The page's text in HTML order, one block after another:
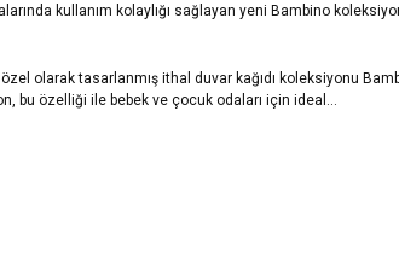
kullanım kolaylığı sağlayan yeni Bambino
olarak tasarlanmış ithal duvar kağıdı koleksiyonu
bu özelliği ile bebek ve çocuk odaları için ideal...